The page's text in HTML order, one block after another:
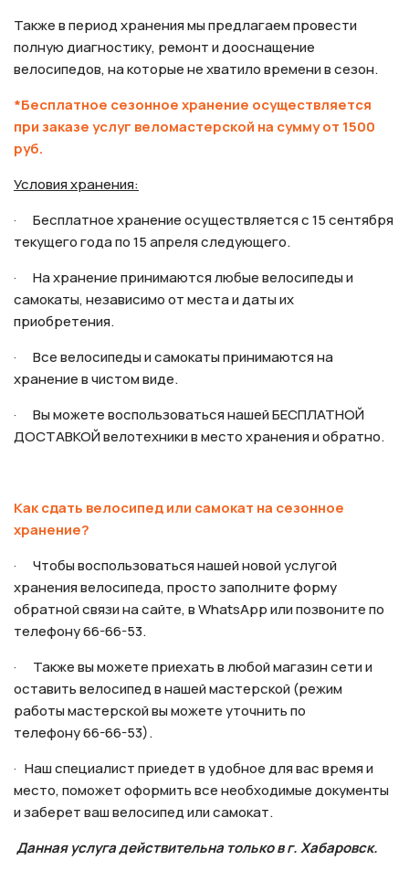
Также в период хранения мы предлагаем провести
полную диагностику, ремонт и дооснащение
велосипедов, на которые не хватило времени в сезон.
*Бесплатное сезонное хранение осуществляется
при заказе услуг веломастерской на сумму от 1500
руб.
Условия хранения:
· Бесплатное хранение осуществляется с 15 сентября
текущего года по 15 апреля следующего.
· На хранение принимаются любые велосипеды и
самокаты, независимо от места и даты их
приобретения.
· Все велосипеды и самокаты принимаются на
хранение в чистом виде.
· Вы можете воспользоваться нашей БЕСПЛАТНОЙ
ДОСТАВКОЙ велотехники в место хранения и обратно.
Как сдать велосипед или самокат на сезонное
хранение?
· Чтобы воспользоваться нашей новой услугой
хранения велосипеда, просто заполните форму
обратной связи на сайте, в WhatsApp или позвоните по
телефону 66-66-53.
· Также вы можете приехать в любой магазин сети и
оставить велосипед в нашей мастерской (режим
работы мастерской вы можете уточнить по
телефону 66-66-53).
· Наш специалист приедет в удобное для вас время и
место, поможет оформить все необходимые документы
и заберет ваш велосипед или самокат.
Данная услуга действительна только в г. Хабаровск.